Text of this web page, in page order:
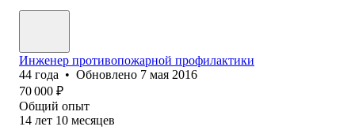
Инженер противопожарной профилактики
44 года • Обновлено 7 мая 2016
70 000 ₽
Общий опыт
14 лет 10 месяцев